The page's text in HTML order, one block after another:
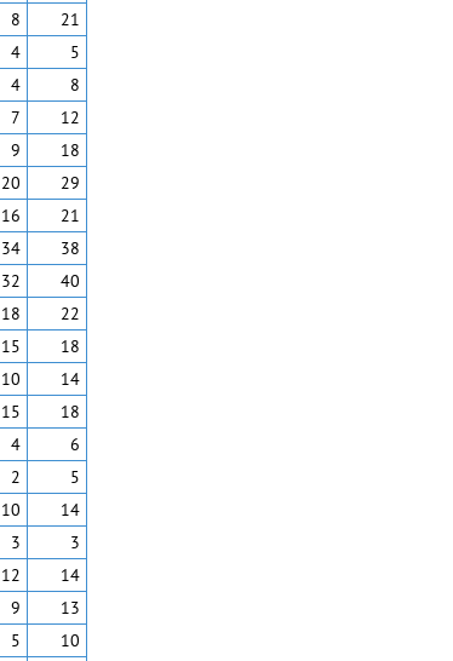
8 21
4
5
4
8
7 12
9
18
20
29
16 21
34
38
32
40
18 22
15
18
10
14
15 18
4
6
2
5
10 14
3
3
12
14
9 13
5
10